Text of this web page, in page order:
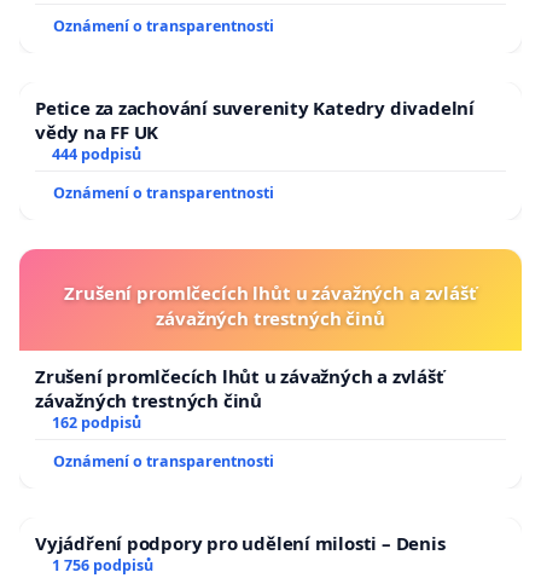
Oznámení o transparentnosti
Petice za zachování suverenity Katedry divadelní
vědy na FF UK
444 podpisů
Oznámení o transparentnosti
Zrušení promlčecích lhůt u závažných a zvlášť
závažných trestných činů
Zrušení promlčecích lhůt u závažných a zvlášť
závažných trestných činů
162 podpisů
Oznámení o transparentnosti
Vyjádření podpory pro udělení milosti – Denis
1 756 podpisů